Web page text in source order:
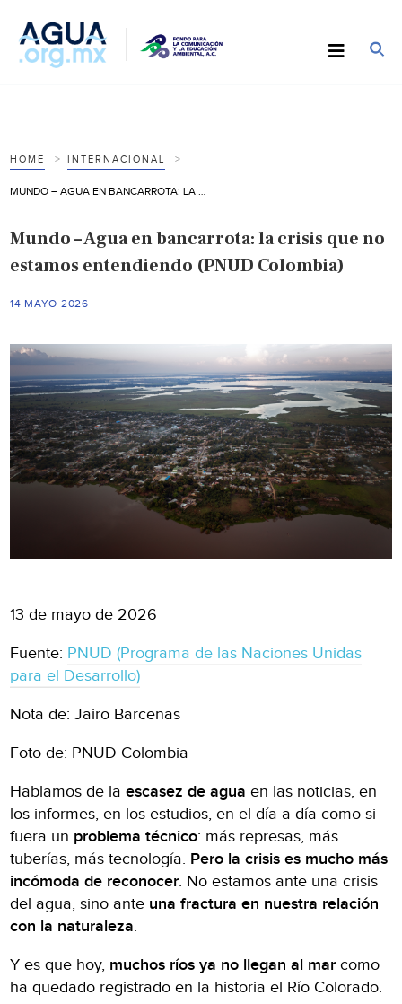
HOME INTERNACIONAL
Mundo – Agua en bancarrota: la crisis que no
estamos entendiendo (PNUD Colombia)
14 MAYO 2026
13 de mayo de 2026
Fuente: PNUD (Programa de las Naciones Unidas
para el Desarrollo)
Nota de: Jairo Barcenas
Foto de: PNUD Colombia
Hablamos de laescasez de agua en las noticias, en
los informes, en los estudios, en el día a día como si
fuera un problema técnico: más represas, más
tuberías, más tecnología. Pero la crisis es mucho más
incómoda de reconocer. No estamos ante una crisis
del agua, sino ante una fractura en nuestra relación
con la naturaleza.
Y es que hoy, muchos ríos ya no llegan al mar como
ha quedado registrado en la historia el Río Colorado.